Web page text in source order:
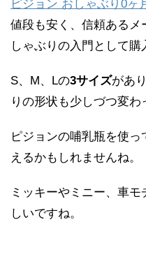
ピジョン おしゃぶり0ヶ
値段も安く、信頼ある
しゃぶりの入門として購
S、M、Lの3サイズがあ
りの形状も少しづつ変わ
ピジョンの哺乳瓶を使
えるかもしれませんね。
ミッキーやミニー、車
しいですね。